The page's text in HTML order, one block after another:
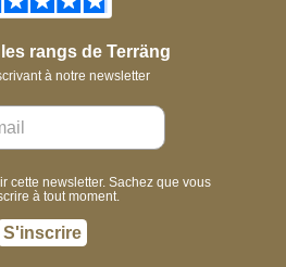
rangs de Terräng
à notre newsletter
cette newsletter. Sachez que vous
à tout moment.
S'inscrire